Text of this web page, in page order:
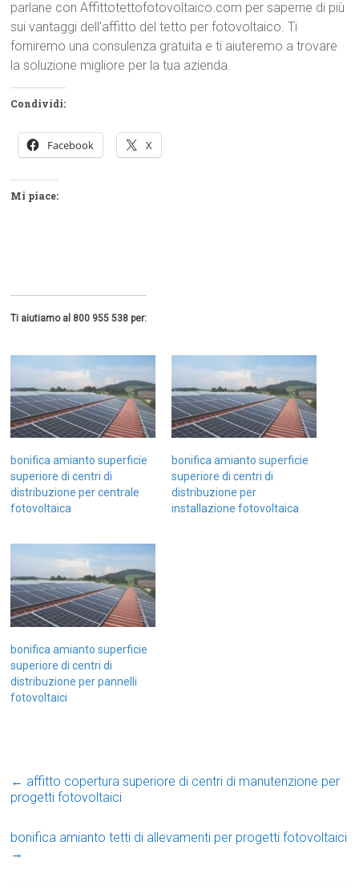
parlane con Affittotettofotovoltaico.com per saperne di più
sui vantaggi dell’affitto del tetto per fotovoltaico. Ti
forniremo una consulenza gratuita e ti aiuteremo a trovare
la soluzione migliore per la tua azienda.
Condividi:
Facebook X
Mi piace:
Ti aiutiamo al 800 955 538 per:
bonifica amianto superficie
superiore di centri di
distribuzione per centrale
fotovoltaica
bonifica amianto superficie
superiore di centri di
distribuzione per
installazione fotovoltaica
bonifica amianto superficie
superiore di centri di
distribuzione per pannelli
fotovoltaici
← affitto copertura superiore di centri di manutenzione per
progetti fotovoltaici
bonifica amianto tetti di allevamenti per progetti fotovoltaici
→